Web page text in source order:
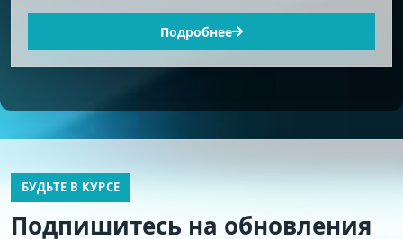
Подробнее
БУДЬТЕ В КУРСЕ
Подпишитесь на обновления